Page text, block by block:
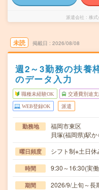
派遣会社 株式
未読 掲載日 2026/08/08
週2～3勤務の扶養
のデータ入力
職種未経験OK 交通費別途支
WEB登録OK 派遣
勤務地
福岡市東区
貝塚(福岡県)駅
曜日頻度 シフト制※土日休
時間 9:30～16:30(実
期間 2026/9/上旬～